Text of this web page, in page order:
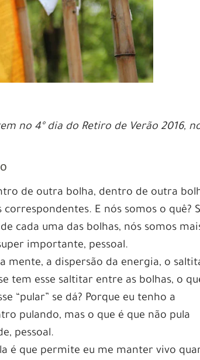
no 4º dia do Retiro de Verão 2016,
de outra bolha, dentro de outra
E nós somos o quê?
cada uma das bolhas, nós somos
importante, pessoal.
mente, a dispersão da energia, o
tem esse saltitar entre as bolhas, o
“pular” se dá? Porque eu tenho a
pulando, mas o que é que não pula
pessoal.
é que permite eu me manter vivo